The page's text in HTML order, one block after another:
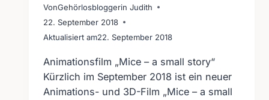
VonGehörlosbloggerin Judith
22. September 2018
Aktualisiert am22. September 2018
Animationsfilm „Mice – a small story“
Kürzlich im September 2018 ist ein neuer
Animations- und 3D-Film „Mice – a small